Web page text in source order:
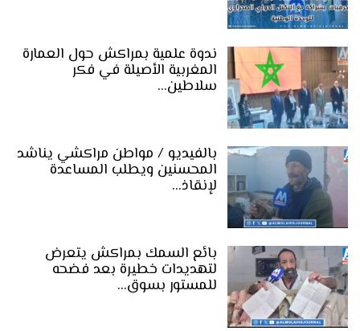
ندوة علمية بمراكش حول العمارة
المغربية الأصيلة في فكر
سلاطين…
بالفيديو / مواطن مراكشي يناشد
المحسنين ويطلب المساعدة
لإنقاذ…
بائع السمك بمراكش يتعرض
لتهديدات خطيرة بعد فضحه
للمستور بسوق…